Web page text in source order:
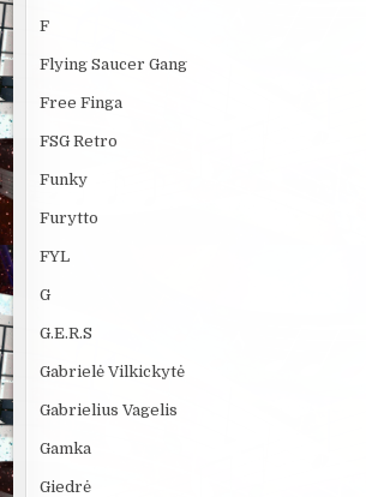
F
Flying Saucer Gang
Free Finga
FSG Retro
Funky
Furytto
FYL
G
G.E.R.S
Gabrielė Vilkickytė
Gabrielius Vagelis
Gamka
Giedrė